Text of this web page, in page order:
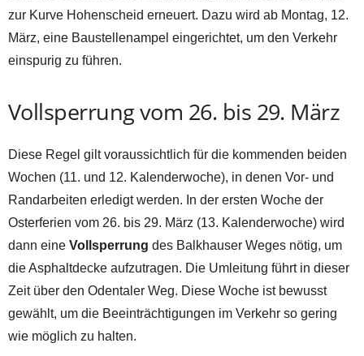
zur Kurve Hohenscheid erneuert. Dazu wird ab Montag, 12.
März, eine Baustellenampel eingerichtet, um den Verkehr
einspurig zu führen.
Vollsperrung vom 26. bis 29. März
Diese Regel gilt voraussichtlich für die kommenden beiden
Wochen (11. und 12. Kalenderwoche), in denen Vor- und
Randarbeiten erledigt werden. In der ersten Woche der
Osterferien vom 26. bis 29. März (13. Kalenderwoche) wird
dann eine Vollsperrung des Balkhauser Weges nötig, um
die Asphaltdecke aufzutragen. Die Umleitung führt in dieser
Zeit über den Odentaler Weg. Diese Woche ist bewusst
gewählt, um die Beeinträchtigungen im Verkehr so gering
wie möglich zu halten.